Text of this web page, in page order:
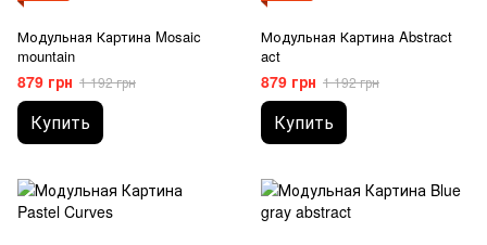
Модульная Картина Mosaic
mountain
879 грн 1 192 грн
Купить
Модульная Картина Abstract
act
879 грн 1 192 грн
Купить